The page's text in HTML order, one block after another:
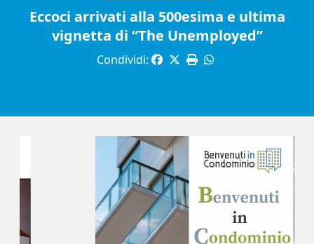
Eccoci arrivati alla 500esima e ultima
vignetta di “The Unemployed”
Condividi: